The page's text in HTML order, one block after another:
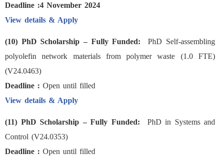
Deadline :4 November 2024
View details & Apply
(10) PhD Scholarship – Fully Funded: PhD Self-assembling
polyolefin network materials from polymer waste (1.0 FTE)
(V24.0463)
Deadline : Open until filled
View details & Apply
(11) PhD Scholarship – Fully Funded: PhD in Systems and
Control (V24.0353)
Deadline : Open until filled